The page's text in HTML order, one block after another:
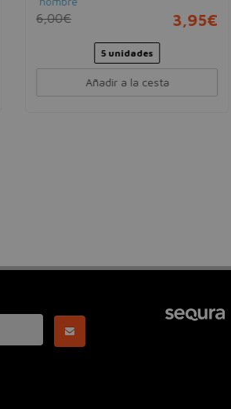
3,95€
5 unidades
Añadir a la cesta